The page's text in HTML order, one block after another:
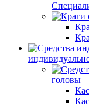
головы